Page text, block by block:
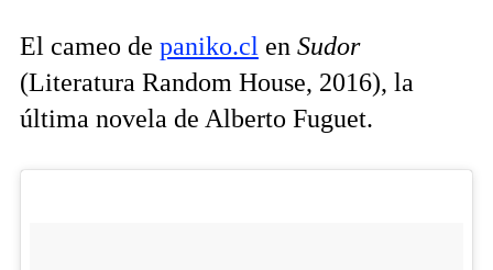
El cameo de paniko.cl en Sudor
(Literatura Random House, 2016), la
última novela de Alberto Fuguet.